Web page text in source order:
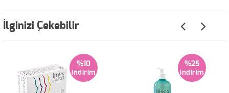
İlginizi Çekebilir
%10 %25